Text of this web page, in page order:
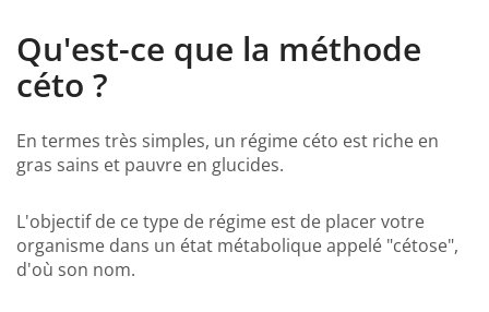
Qu'est-ce que la méthode
céto ?
En termes très simples, un régime céto est riche en
gras sains et pauvre en glucides.
L'objectif de ce type de régime est de placer votre
organisme dans un état métabolique appelé "cétose",
d'où son nom.